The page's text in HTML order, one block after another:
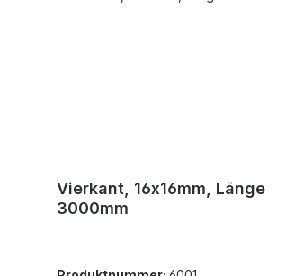
Vierkant, 16x16mm, Länge
3000mm